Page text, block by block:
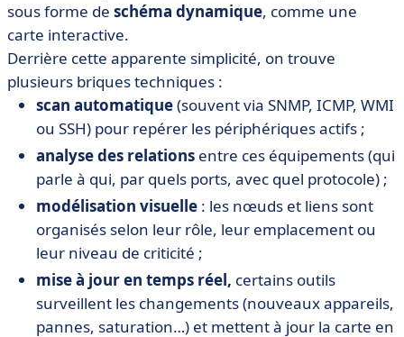
sous forme de schéma dynamique, comme une
carte interactive.
Derrière cette apparente simplicité, on trouve
plusieurs briques techniques :
scan automatique(souvent via SNMP, ICMP, WMI
ou SSH) pour repérer les périphériques actifs ;
analyse des relations entre ces équipements (qui
parle à qui, par quels ports, avec quel protocole) ;
modélisation visuelle : les nœuds et liens sont
organisés selon leur rôle, leur emplacement ou
leur niveau de criticité ;
mise à jour en temps réel, certains outils
surveillent les changements (nouveaux appareils,
pannes, saturation…) et mettent à jour la carte en